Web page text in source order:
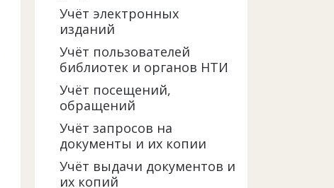
Учёт электронных
изданий
Учёт пользователей
библиотек и органов НТИ
Учёт посещений,
обращений
Учёт запросов на
документы и их копии
Учёт выдачи документов и
их копий